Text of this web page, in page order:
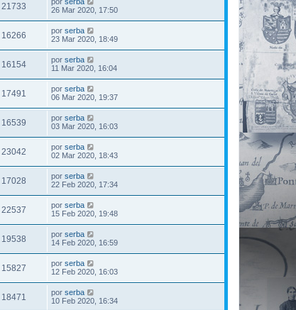
21733
26 Mar 2020, 17:50
16266 por serba
23 Mar 2020, 18:49
16154 por serba
11 Mar 2020, 16:04
17491 por serba
06 Mar 2020, 19:37
16539 por serba
03 Mar 2020, 16:03
23042 por serba
02 Mar 2020, 18:43
17028 por serba
22 Feb 2020, 17:34
22537 por serba
15 Feb 2020, 19:48
19538 por serba
14 Feb 2020, 16:59
15827 por serba
12 Feb 2020, 16:03
18471 por serba
10 Feb 2020, 16:34